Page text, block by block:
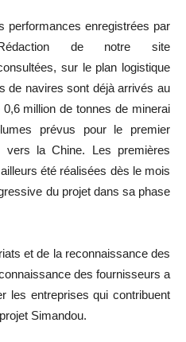
performances enregistrées par
de notre site
sur le plan logistique
de navires sont déjà arrivés au
million de tonnes de minerai
prévus pour le premier
vers la Chine. Les premières
été réalisées dès le mois
du projet dans sa phase
et de la reconnaissance des
des fournisseurs a
les entreprises qui contribuent
Simandou.